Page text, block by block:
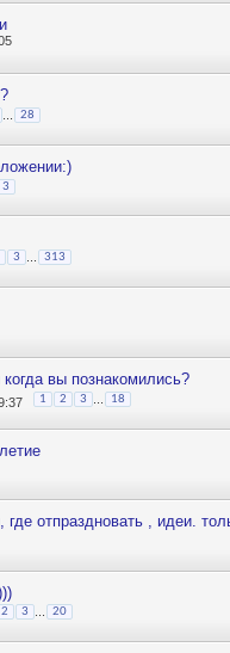
28
3
3 313
вы познакомились?
1 2 3 18
где отпраздновать , идеи.
2 3 20